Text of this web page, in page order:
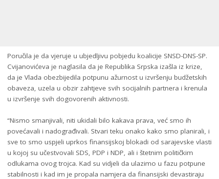
Poručila je da vjeruje u ubjedljivu pobjedu koalicije SNSD-DNS-SP.
Cvijanovićeva je naglasila da je Republika Srpska izašla iz krize,
da je Vlada obezbijedila potpunu ažurnost u izvršenju budžetskih
obaveza, uzela u obzir zahtjeve svih socijalnih partnera i krenula
u izvršenje svih dogovorenih aktivnosti.
“Nismo smanjivali, niti ukidali bilo kakava prava, već smo ih
povećavali i nadograđivali. Stvari teku onako kako smo planirali, i
sve to smo uspjeli uprkos finansijskoj blokadi od sarajevske vlasti
u kojoj su učestvovali SDS, PDP i NDP, ali i štetnim političkim
odlukama ovog trojca. Kad su vidjeli da ulazimo u fazu potpune
stabilnosti i kad im je propala namjera da finansijski devastiraju